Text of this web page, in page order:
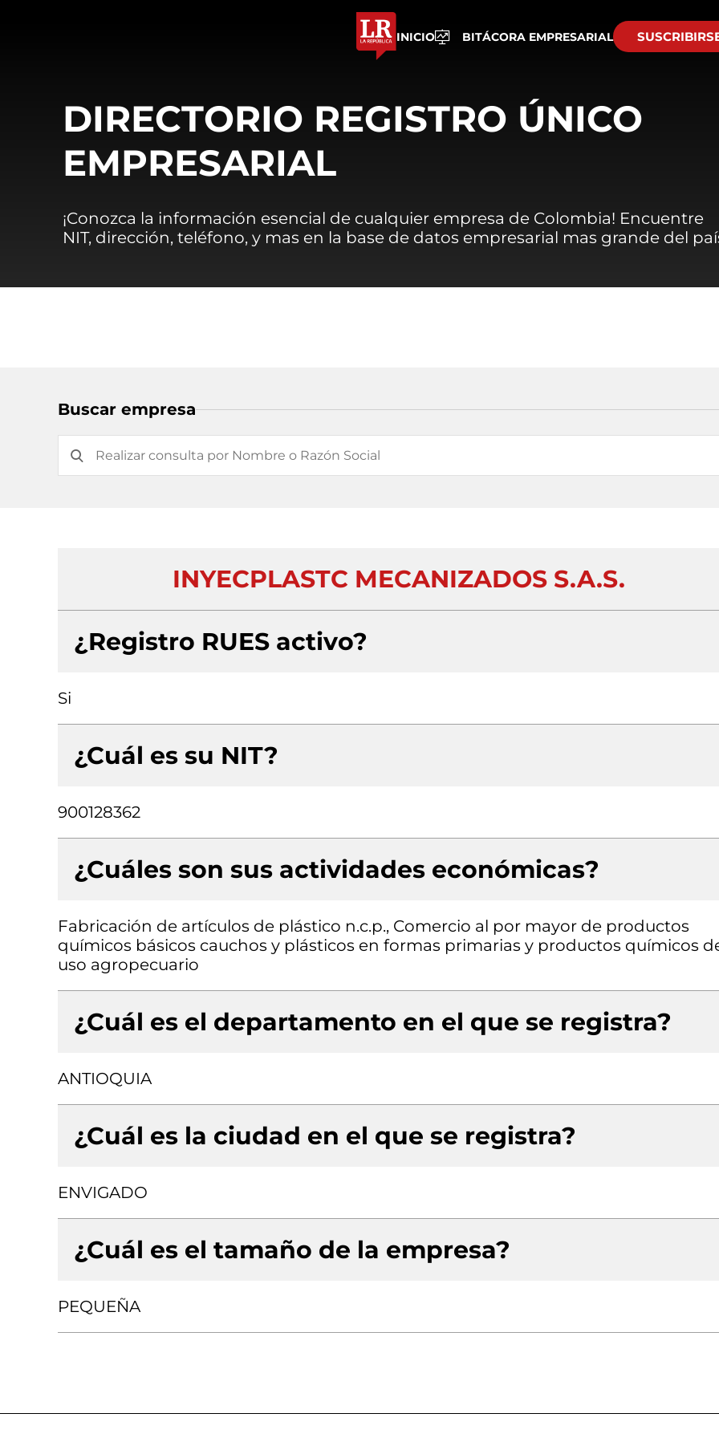
INICIO BITÁCORA EMPRESARIAL
DIRECTORIO REGISTRO ÚNICO
EMPRESARIAL
¡Conozca la información esencial de cualquier empresa de Colombia! Encuentre
NIT, dirección, teléfono, y mas en la base de datos empresarial mas grande del
Buscar empresa
INYECPLASTC MECANIZADOS S.A.S.
¿Registro RUES activo?
Si
¿Cuál es su NIT?
900128362
¿Cuáles son sus actividades económicas?
Fabricación de artículos de plástico n.c.p., Comercio al por mayor de productos
químicos básicos cauchos y plásticos en formas primarias y productos químicos
uso agropecuario
¿Cuál es el departamento en el que se registra?
ANTIOQUIA
¿Cuál es la ciudad en el que se registra?
ENVIGADO
¿Cuál es el tamaño de la empresa?
PEQUEÑA